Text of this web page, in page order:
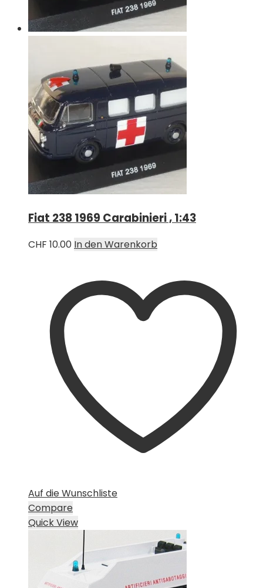
Fiat 238 1969 Carabinieri , 1:43
CHF 10.00 In den Warenkorb
Auf die Wunschliste
Compare
Quick View